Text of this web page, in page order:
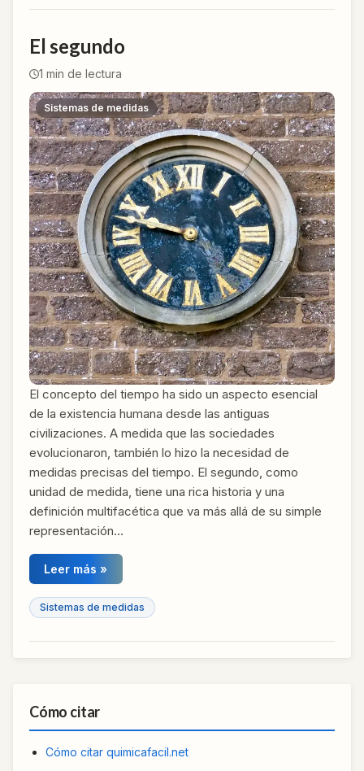
El segundo
1 min de lectura
Sistemas de medidas
El concepto del tiempo ha sido un aspecto esencial
de la existencia humana desde las antiguas
civilizaciones. A medida que las sociedades
evolucionaron, también lo hizo la necesidad de
medidas precisas del tiempo. El segundo, como
unidad de medida, tiene una rica historia y una
definición multifacética que va más allá de su simple
representación…
Leer más »
Sistemas de medidas
Cómo citar
Cómo citar quimicafacil.net